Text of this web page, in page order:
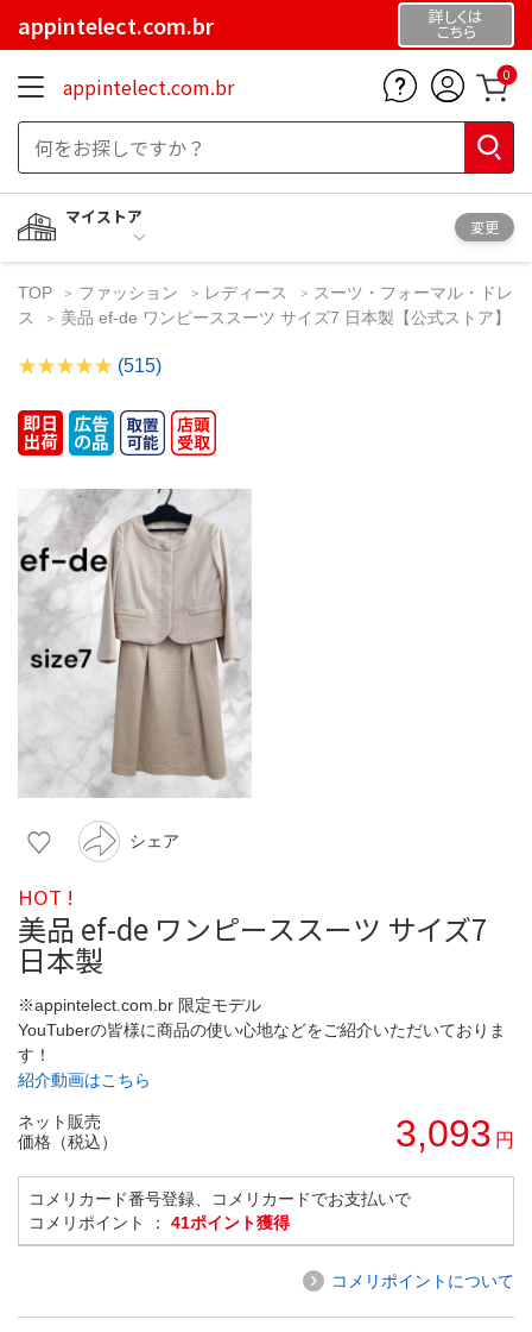
appintelect.com.br 詳しくは
こちら
appintelect.com.br 0
マイストア
変更
TOP ファッション レディース
スーツ・フォーマル・ドレ
ス
美品 ef-de ワンピーススーツ サイズ7 日本製【公式ストア】
(515)
シェア
HOT !
美品 ef-de ワンピーススーツ サイズ7
日本製
※appintelect.com.br 限定モデル
YouTuberの皆様に商品の使い心地などをご紹介いただいておりま
す！
紹介動画はこちら
ネット販売
価格（税込）
3,093 円
コメリカード番号登録、コメリカードでお支払いで
コメリポイント ： 41ポイント獲得
コメリポイントについて